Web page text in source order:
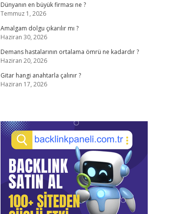
Dünyanın en büyük firması ne ?
Temmuz 1, 2026
Amalgam dolgu çıkarılır mı ?
Haziran 30, 2026
Demans hastalarının ortalama ömrü ne kadardır ?
Haziran 20, 2026
Gitar hangi anahtarla çalınır ?
Haziran 17, 2026